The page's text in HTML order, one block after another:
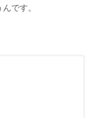
です。